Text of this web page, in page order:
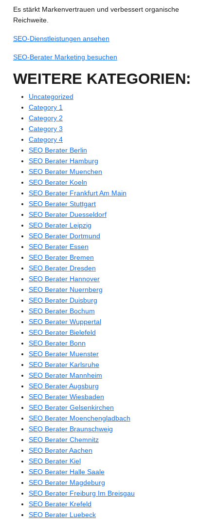
Es stärkt Markenvertrauen und verbessert organische
Reichweite.
SEO-Dienstleistungen ansehen
SEO-Berater Marketing besuchen
WEITERE KATEGORIEN:
Uncategorized
Category 1
Category 2
Category 3
Category 4
SEO Berater Berlin
SEO Berater Hamburg
SEO Berater Muenchen
SEO Berater Koeln
SEO Berater Frankfurt Am Main
SEO Berater Stuttgart
SEO Berater Duesseldorf
SEO Berater Leipzig
SEO Berater Dortmund
SEO Berater Essen
SEO Berater Bremen
SEO Berater Dresden
SEO Berater Hannover
SEO Berater Nuernberg
SEO Berater Duisburg
SEO Berater Bochum
SEO Berater Wuppertal
SEO Berater Bielefeld
SEO Berater Bonn
SEO Berater Muenster
SEO Berater Karlsruhe
SEO Berater Mannheim
SEO Berater Augsburg
SEO Berater Wiesbaden
SEO Berater Gelsenkirchen
SEO Berater Moenchengladbach
SEO Berater Braunschweig
SEO Berater Chemnitz
SEO Berater Aachen
SEO Berater Kiel
SEO Berater Halle Saale
SEO Berater Magdeburg
SEO Berater Freiburg Im Breisgau
SEO Berater Krefeld
SEO Berater Luebeck